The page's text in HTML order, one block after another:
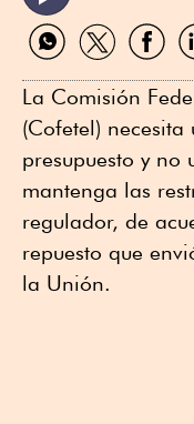
Compartir
por
Compartir
por
por
La Comisión
(Cofetel)
presupuesto y
mantenga las
regulador, de
repuesto que
la Unión.